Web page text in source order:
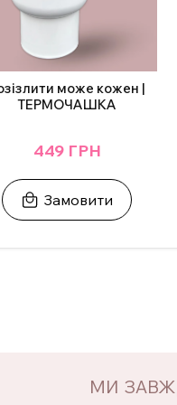
може кожен |
ТЕРМОЧАШКА
449 ГРН
Замовити
МИ